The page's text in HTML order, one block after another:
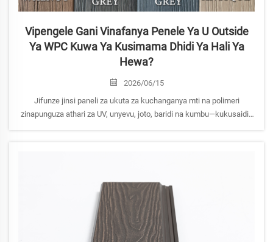
Vipengele Gani Vinafanya Penele Ya U Outside
Ya WPC Kuwa Ya Kusimama Dhidi Ya Hali Ya
Hewa?
2026/06/15
Jifunze jinsi paneli za ukuta za kuchanganya mti na polimeri
zinapunguza athari za UV, unyevu, joto, baridi na kumbu—kukusaidia